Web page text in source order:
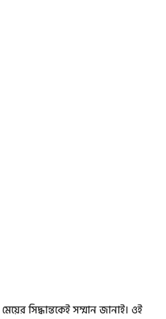
সিদ্ধান্তকেই সম্মান জানাই। ওই